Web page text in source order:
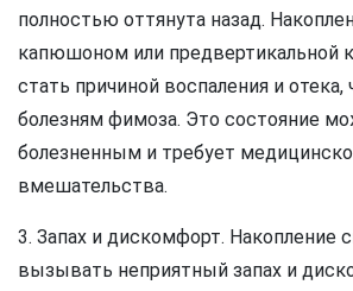
полностью оттянута назад.
капюшоном или предвертикальной
стать причиной воспаления и отека,
болезням фимоза. Это состояние
болезненным и требует
вмешательства.
3. Запах и дискомфорт.
вызывать неприятный запах и